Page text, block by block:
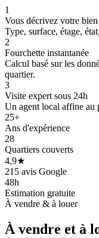
1
Vous décrivez votre bien
Type, surface, étage,
2
Fourchette instantanée
Calcul basé sur les
quartier.
3
Visite expert sous 24h
Un agent local affine au
25+
Ans d'expérience
28
Quartiers couverts
4,9★
215 avis Google
48h
Estimation gratuite
À vendre & à louer
À vendre et à